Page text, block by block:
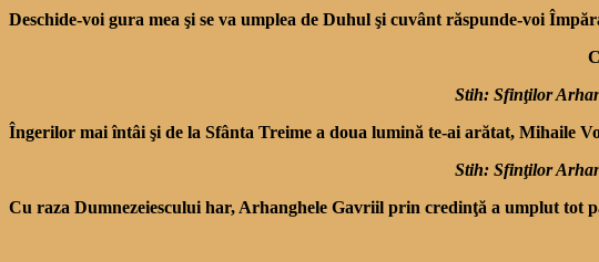
Deschide-voi gura mea şi se va umplea de Duhul şi cuvânt răspunde-voi
Stih: Sfinţilor
Îngerilor mai întâi şi de la Sfânta Treime a doua lumină te-ai arătat, Mihaile
Stih: Sfinţilor
Cu raza Dumnezeiescului har, Arhanghele Gavriil prin credinţă a umplut tot